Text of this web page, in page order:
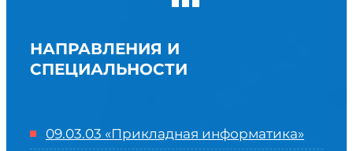
НАПРАВЛЕНИЯ И
СПЕЦИАЛЬНОСТИ
09.03.03 «Прикладная информатика»